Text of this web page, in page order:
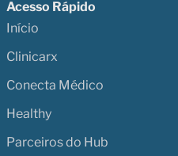
Acesso Rápido
Início
Clinicarx
Conecta Médico
Healthy
Parceiros do Hub